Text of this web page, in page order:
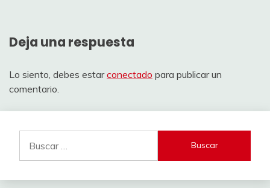
Deja una respuesta
Lo siento, debes estarconectado para publicar un
comentario.